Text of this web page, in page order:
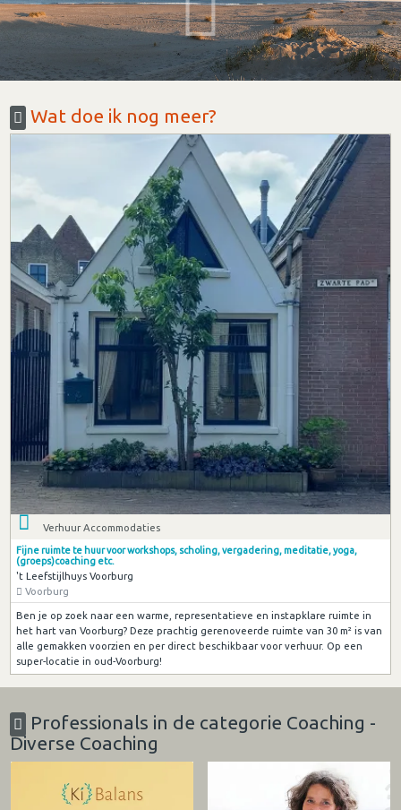
Wat doe ik nog meer?
Verhuur Accommodaties
Fijne ruimte te huur voor workshops, scholing, vergadering, meditatie, yoga,
(groeps)coaching etc.
't Leefstijlhuys Voorburg
Voorburg
Ben je op zoek naar een warme, representatieve en instapklare ruimte in
het hart van Voorburg? Deze prachtig gerenoveerde ruimte van 30 m² is van
alle gemakken voorzien en per direct beschikbaar voor verhuur. Op een
super-locatie in oud-Voorburg!
Professionals in de categorie Coaching -
Diverse Coaching